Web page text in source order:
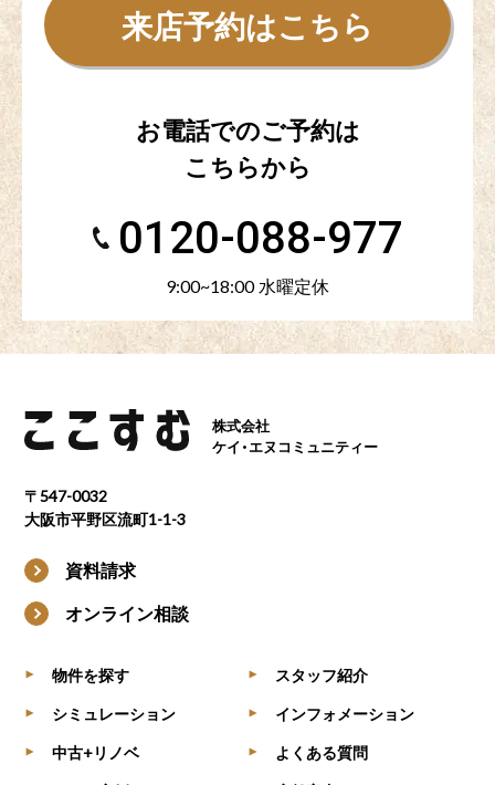
来店予約はこちら
お電話でのご予約は
こちらから
0120-088-977
9:00~18:00 水曜定休
株式会社
ケイ・エヌコミュニティー
〒547-0032
大阪市平野区流町1-1-3
資料請求
オンライン相談
▶ 物件を探す
▶ シミュレーション
▶ 中古+リノベ
▶ スタッフ紹介
▶ インフォメーション
▶ よくある質問